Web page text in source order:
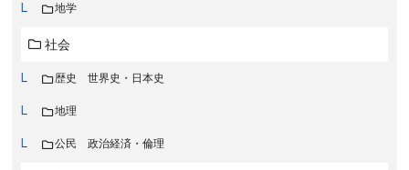
地学
社会
歴史 世界史・日本史
地理
公民 政治経済・倫理